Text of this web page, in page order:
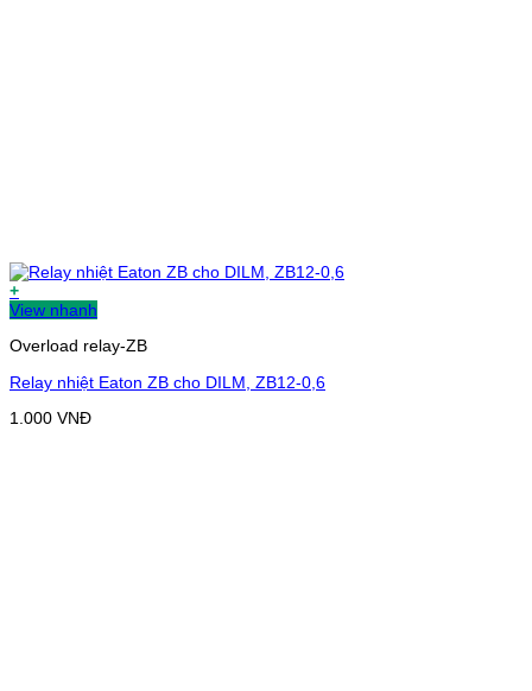
+
View nhanh
Overload relay-ZB
Relay nhiệt Eaton ZB cho DILM, ZB12-0,6
1.000 VNĐ